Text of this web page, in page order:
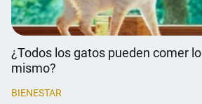
¿Todos los gatos pueden comer lo
mismo?
BIENESTAR